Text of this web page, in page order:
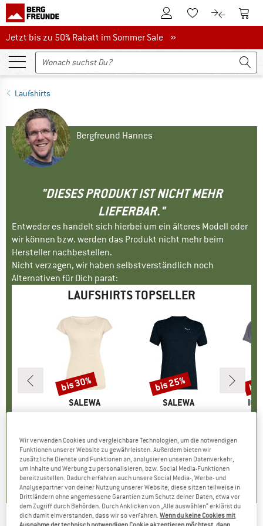
Zum KundenkontoZum Merkzettel.
Zum Zum
Jetzt bis zu 50% Rabatt im Sommer Sale
Jetzt bis zu 50% Rabatt im Sommer Sale »
Laufshirts
Bergfreund Hannes
"DIESES PRODUKT IST NICHT MEHR
LIEFERBAR."
Entweder es handelt sich hierbei um ein älteres Modell oder
wir können bzw. werden das Produkt nicht mehr beim
Hersteller nachbestellen.
Nicht verzagen, wir haben selbstverständlich noch
Alternativen für Dich parat:
LAUFSHIRTS TOPSELLER
Tank
Preis
€
)
MARKE
SALEWA
Preis
34,95 € reduzierter Preis
24,47 €
+5
4,4(31)
Rabatt
bis 30%
MARKE
SALEWA
Preis
34,95 € reduzierter Preis
26,21 €
+3
4,5( 21)
Rabatt
bis 25%
Women's Merino
Wir verwenden Cookies und vergleichbare Technologien, um die notwendigen
Funktionen unserer Website zu gewährleisten. Außerdem bieten wir
zusätzliche Dienste und Funktionen an, analysieren unseren Datenverkehr,
um Inhalte und Werbung zu personalisieren, bzw. Social Media-Funktionen
bereitzustellen. Dadurch erfahren auch unsere Social Media-, Werbe- und
Analysepartner von deiner Nutzung unserer Website; diese sitzen teilweise in
Drittländern ohne angemessene Garantien zum Schutz deiner Daten, etwa vor
dem Zugriff durch Behörden. Durch Anklicken von „Alle auswählen“ erklärst du
dich damit einverstanden, dass wir so verfahren.Wenn du keine Cookies mit